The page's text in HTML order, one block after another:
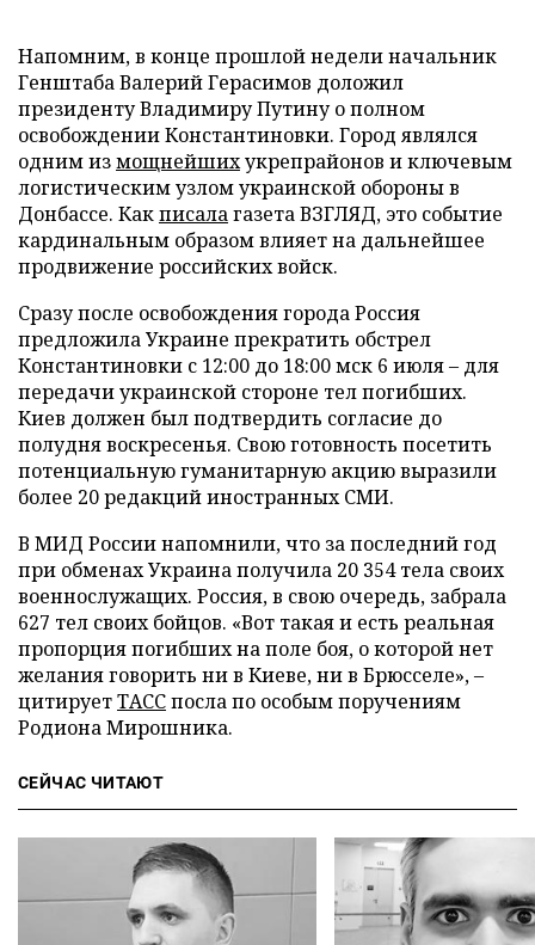
Напомним, в конце прошлой недели начальник
Генштаба Валерий Герасимов доложил
президенту Владимиру Путину о полном
освобождении Константиновки. Город являлся
одним измощнейшихукрепрайонов и ключевым
логистическим узлом украинской обороны в
Донбассе. Какписалагазета ВЗГЛЯД, это событие
кардинальным образом влияет на дальнейшее
продвижение российских войск.
Сразу после освобождения города Россия
предложила Украине прекратить обстрел
Константиновки с 12:00 до 18:00 мск 6 июля – для
передачи украинской стороне тел погибших.
Киев должен был подтвердить согласие до
полудня воскресенья. Свою готовность посетить
потенциальную гуманитарную акцию выразили
более 20 редакций иностранных СМИ.
В МИД России напомнили, что за последний год
при обменах Украина получила 20 354 тела своих
военнослужащих. Россия, в свою очередь, забрала
627 тел своих бойцов. «Вот такая и есть реальная
пропорция погибших на поле боя, о которой нет
желания говорить ни в Киеве, ни в Брюсселе», –
цитируетТАССпосла по особым поручениям
Родиона Мирошника.
СЕЙЧАС ЧИТАЮТ